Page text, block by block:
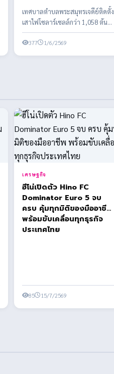
เทศบาลตำบลพระสมุทรเจดีย์ติดตั้ง
เสาไฟโซลาร์เซลล์กว่า 1,058 ต้น
งบประมาณกว่า 75 ล้านบาท พบข้อ
สงสัยหลาย...
377 1/6/2569
เศรษฐกิจ
ฮีโน่เปิดตัว Hino FC
Dominator Euro 5 จบ
ครบ คุ้มทุกมิติของมืออาชีพ
พร้อมขับเคลื่อนทุกธุรกิจ
ประเทศไทย
85 15/7/2569